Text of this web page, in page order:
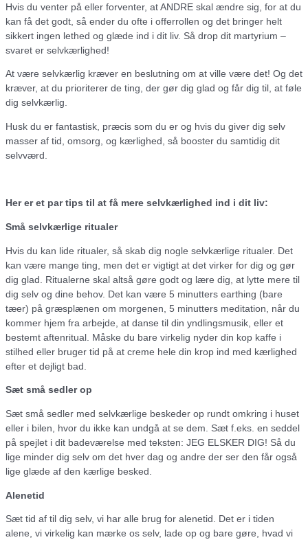
Hvis du venter på eller forventer, at ANDRE skal ændre sig, for at du
kan få det godt, så ender du ofte i offerrollen og det bringer helt
sikkert ingen lethed og glæde ind i dit liv. Så drop dit martyrium –
svaret er selvkærlighed!
At være selvkærlig kræver en beslutning om at ville være det! Og det
kræver, at du prioriterer de ting, der gør dig glad og får dig til, at føle
dig selvkærlig.
Husk du er fantastisk, præcis som du er og hvis du giver dig selv
masser af tid, omsorg, og kærlighed, så booster du samtidig dit
selvværd.
Her er et par tips til at få mere selvkærlighed ind i dit liv:
Små selvkærlige ritualer
Hvis du kan lide ritualer, så skab dig nogle selvkærlige ritualer. Det
kan være mange ting, men det er vigtigt at det virker for dig og gør
dig glad. Ritualerne skal altså gøre godt og lære dig, at lytte mere til
dig selv og dine behov. Det kan være 5 minutters earthing (bare
tæer) på græsplænen om morgenen, 5 minutters meditation, når du
kommer hjem fra arbejde, at danse til din yndlingsmusik, eller et
bestemt aftenritual. Måske du bare virkelig nyder din kop kaffe i
stilhed eller bruger tid på at creme hele din krop ind med kærlighed
efter et dejligt bad.
Sæt små sedler op
Sæt små sedler med selvkærlige beskeder op rundt omkring i huset
eller i bilen, hvor du ikke kan undgå at se dem. Sæt f.eks. en seddel
på spejlet i dit badeværelse med teksten: JEG ELSKER DIG! Så du
lige minder dig selv om det hver dag og andre der ser den får også
lige glæde af den kærlige besked.
Alenetid
Sæt tid af til dig selv, vi har alle brug for alenetid. Det er i tiden
alene, vi virkelig kan mærke os selv, lade op og bare gøre, hvad vi